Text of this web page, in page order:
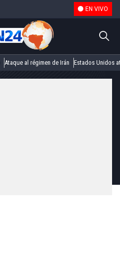
EN VIVO
Ataque al régimen de Irán Estados Unidos